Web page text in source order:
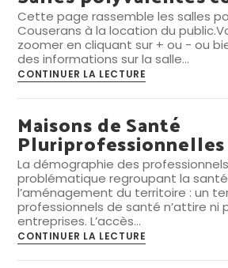
Cette page rassemble les salles
Couserans à la location du
zoomer en cliquant sur + ou - ou
des informations sur la salle…
CONTINUER LA LECTURE
polyvalentes
Maisons de Santé
Pluriprofessionnelles
La démographie des
problématique regroupant la
l’aménagement du territoire : un
professionnels de santé n’attire ni
entreprises. L’accès…
CONTINUER LA LECTURE
de